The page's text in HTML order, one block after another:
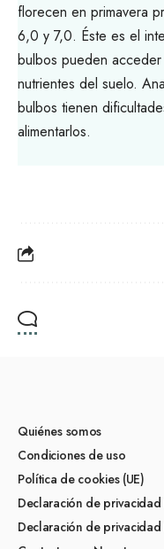
florecen en primavera
6,0 y 7,0. Éste es el
bulbos pueden
nutrientes del suelo.
bulbos tienen
alimentarlos.
Quiénes somos
Condiciones de uso
Política de cookies (UE)
Declaración de privacidad
Declaración de privacidad